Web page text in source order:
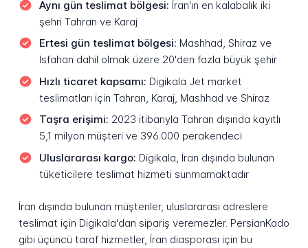
Aynı gün teslimat bölgesi: İran'ın en kalabalık iki
şehri Tahran ve Karaj
Ertesi gün teslimat bölgesi: Mashhad, Shiraz ve
Isfahan dahil olmak üzere 20'den fazla büyük şehir
Hızlı ticaret kapsamı: Digikala Jet market
teslimatları için Tahran, Karaj, Mashhad ve Shiraz
Taşra erişimi: 2023 itibarıyla Tahran dışında kayıtlı
5,1 milyon müşteri ve 396.000 perakendeci
Uluslararası kargo: Digikala, İran dışında bulunan
tüketicilere teslimat hizmeti sunmamaktadır
İran dışında bulunan müşteriler, uluslararası adreslere
teslimat için Digikala'dan sipariş veremezler. PersianKado
gibi üçüncü taraf hizmetler, İran diasporası için bu